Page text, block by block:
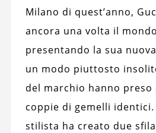
Milano di quest’anno,
ancora una volta il
presentando la sua
un modo piuttosto
del marchio hanno preso
coppie di gemelli
stilista ha creato due